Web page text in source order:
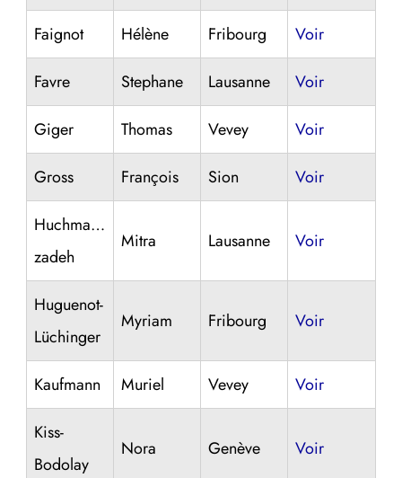
Faignot Hélène Fribourg Voir
Favre Stephane Lausanne Voir
Giger Thomas Vevey Voir
Gross François Sion Voir
Huchmand
zadeh
Mitra Lausanne Voir
Huguenot-
Lüchinger
Myriam Fribourg Voir
Kaufmann Muriel Vevey Voir
Kiss-
Bodolay
Nora Genève Voir